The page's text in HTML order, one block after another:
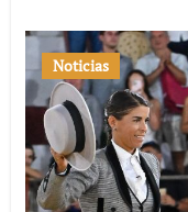
Noticias